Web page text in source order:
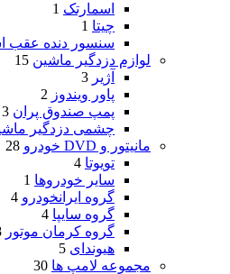
اسمارتک 1
چیتا 1
سنسور دنده عقب
لوازم دزدگیر ماشین 15
آژیر 3
پاور ویندوز 2
پمپ صندوق پران 3
چشمی دزدگیر
مانیتور و DVD خودرو
28
تویوتا 4
سایر خودروها 1
گروه ایرانخودرو 4
گروه سایپا 4
گروه کرمان موتور
هیوندای 5
مجموعه لامپ ها 30